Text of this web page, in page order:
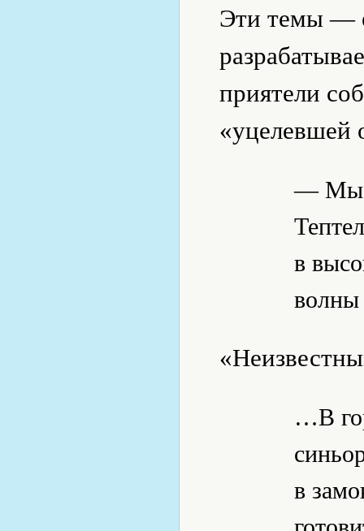
Эти темы —
приятели
«уцелевшей
— Мы
в
волны
…В
в